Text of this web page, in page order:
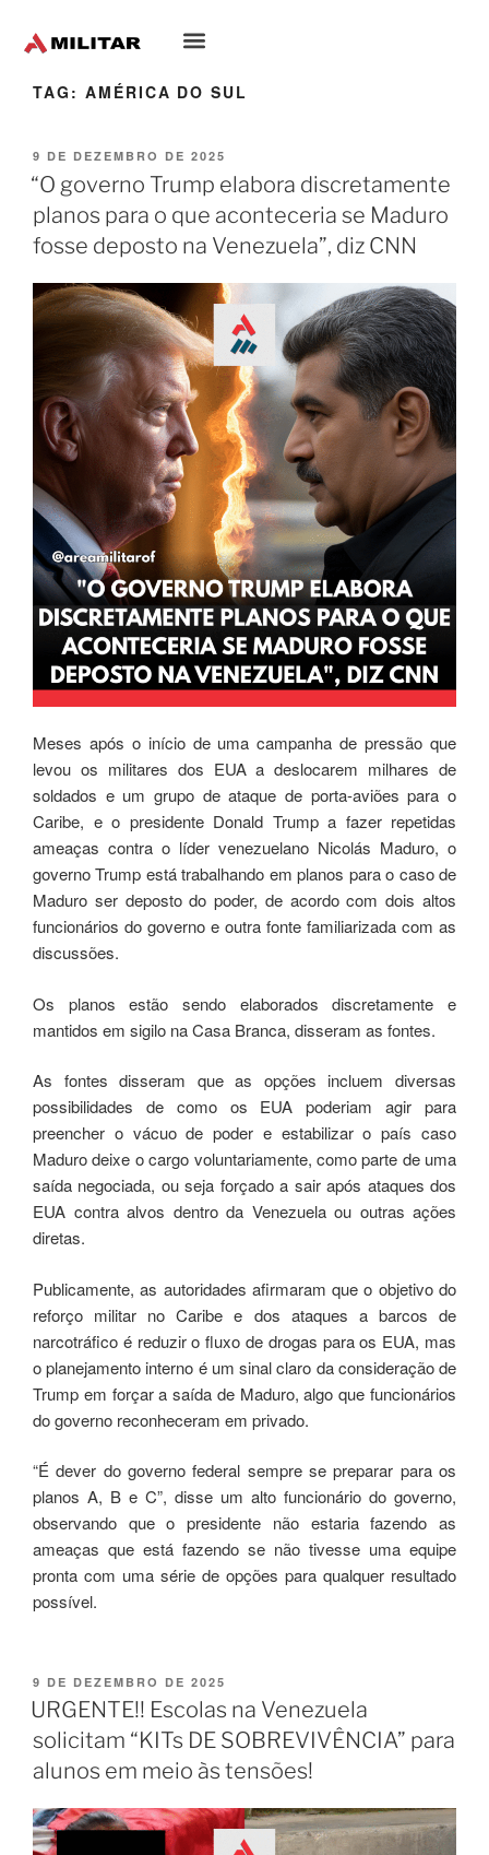
TAG: AMÉRICA DO SUL
9 DE DEZEMBRO DE 2025
“O governo Trump elabora discretamente
planos para o que aconteceria se Maduro
fosse deposto na Venezuela”, diz CNN
Meses após o início de uma campanha de pressão que
levou os militares dos EUA a deslocarem milhares de
soldados e um grupo de ataque de porta-aviões para o
Caribe, e o presidente Donald Trump a fazer repetidas
ameaças contra o líder venezuelano Nicolás Maduro, o
governo Trump está trabalhando em planos para o caso de
Maduro ser deposto do poder, de acordo com dois altos
funcionários do governo e outra fonte familiarizada com as
discussões.
Os planos estão sendo elaborados discretamente e
mantidos em sigilo na Casa Branca, disseram as fontes.
As fontes disseram que as opções incluem diversas
possibilidades de como os EUA poderiam agir para
preencher o vácuo de poder e estabilizar o país caso
Maduro deixe o cargo voluntariamente, como parte de uma
saída negociada, ou seja forçado a sair após ataques dos
EUA contra alvos dentro da Venezuela ou outras ações
diretas.
Publicamente, as autoridades afirmaram que o objetivo do
reforço militar no Caribe e dos ataques a barcos de
narcotráfico é reduzir o fluxo de drogas para os EUA, mas
o planejamento interno é um sinal claro da consideração de
Trump em forçar a saída de Maduro, algo que funcionários
do governo reconheceram em privado.
“É dever do governo federal sempre se preparar para os
planos A, B e C”, disse um alto funcionário do governo,
observando que o presidente não estaria fazendo as
ameaças que está fazendo se não tivesse uma equipe
pronta com uma série de opções para qualquer resultado
possível.
9 DE DEZEMBRO DE 2025
URGENTE!! Escolas na Venezuela
solicitam “KITs DE SOBREVIVÊNCIA” para
alunos em meio às tensões!